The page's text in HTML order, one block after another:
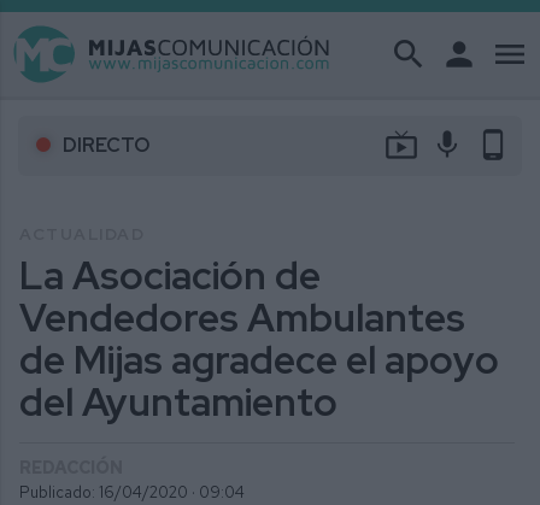
search person menu
DIRECTO live_tv mic phone_android
La Asociación de
Vendedores Ambulantes
de Mijas agradece el apoyo
del Ayuntamiento
Publicado: 16/04/2020 · 09:04